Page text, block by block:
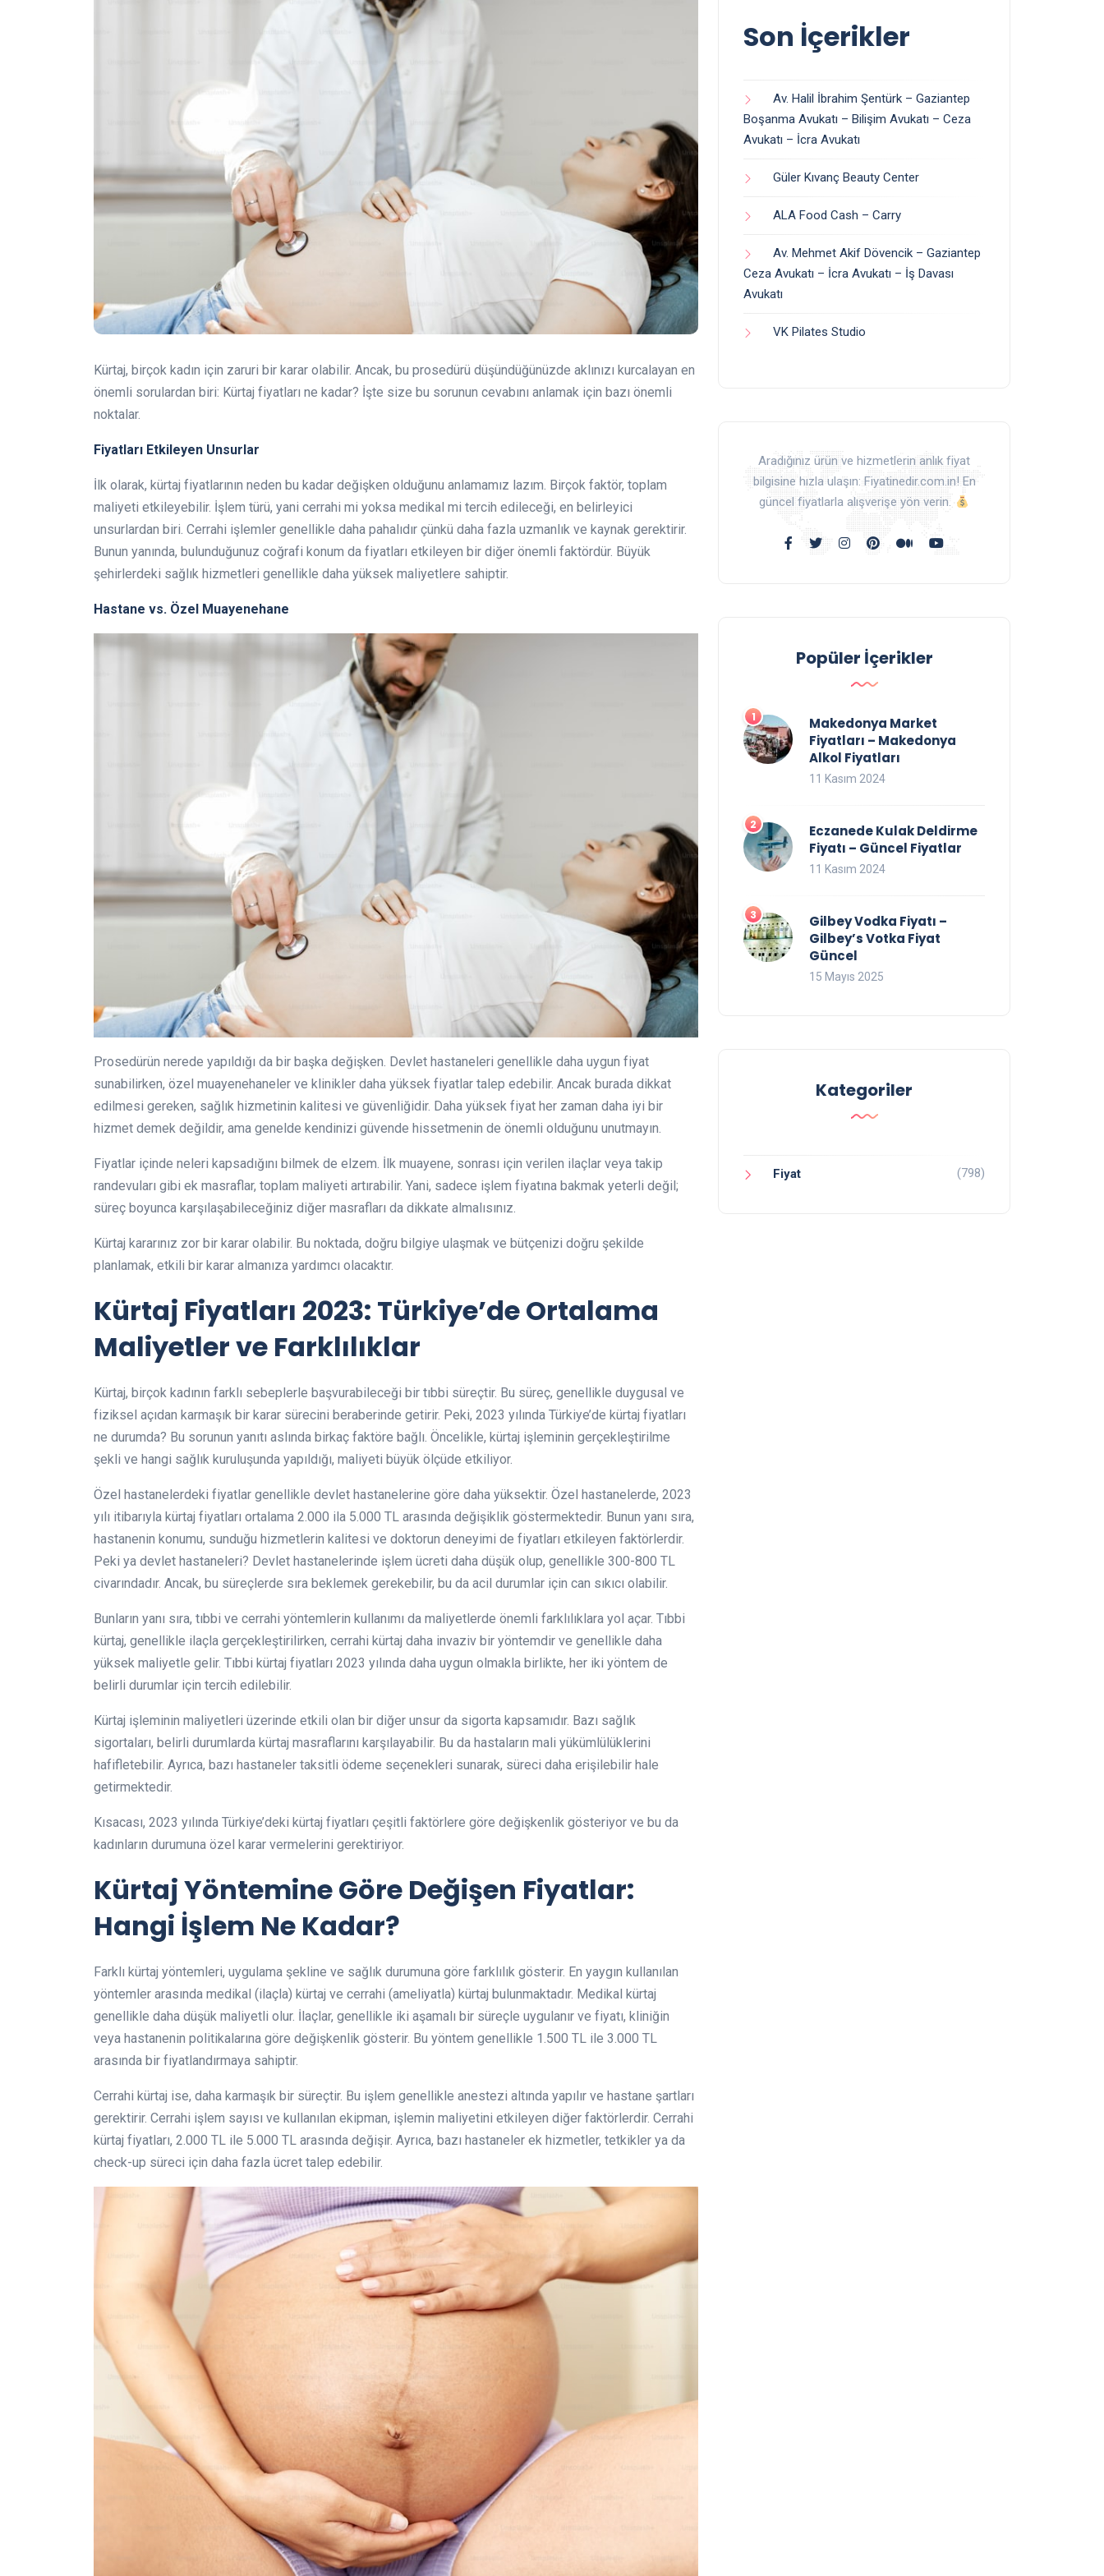
Kürtaj, birçok kadın için zaruri bir karar olabilir. Ancak, bu prosedürü düşündüğünüzde aklınızı kurcalayan en
önemli sorulardan biri: Kürtaj fiyatları ne kadar? İşte size bu sorunun cevabını anlamak için bazı önemli
noktalar.
Fiyatları Etkileyen Unsurlar
İlk olarak, kürtaj fiyatlarının neden bu kadar değişken olduğunu anlamamız lazım. Birçok faktör, toplam
maliyeti etkileyebilir. İşlem türü, yani cerrahi mi yoksa medikal mi tercih edileceği, en belirleyici
unsurlardan biri. Cerrahi işlemler genellikle daha pahalıdır çünkü daha fazla uzmanlık ve kaynak gerektirir.
Bunun yanında, bulunduğunuz coğrafi konum da fiyatları etkileyen bir diğer önemli faktördür. Büyük
şehirlerdeki sağlık hizmetleri genellikle daha yüksek maliyetlere sahiptir.
Hastane vs. Özel Muayenehane
Prosedürün nerede yapıldığı da bir başka değişken. Devlet hastaneleri genellikle daha uygun fiyat
sunabilirken, özel muayenehaneler ve klinikler daha yüksek fiyatlar talep edebilir. Ancak burada dikkat
edilmesi gereken, sağlık hizmetinin kalitesi ve güvenliğidir. Daha yüksek fiyat her zaman daha iyi bir
hizmet demek değildir, ama genelde kendinizi güvende hissetmenin de önemli olduğunu unutmayın.
Fiyatlar içinde neleri kapsadığını bilmek de elzem. İlk muayene, sonrası için verilen ilaçlar veya takip
randevuları gibi ek masraflar, toplam maliyeti artırabilir. Yani, sadece işlem fiyatına bakmak yeterli değil;
süreç boyunca karşılaşabileceğiniz diğer masrafları da dikkate almalısınız.
Kürtaj kararınız zor bir karar olabilir. Bu noktada, doğru bilgiye ulaşmak ve bütçenizi doğru şekilde
planlamak, etkili bir karar almanıza yardımcı olacaktır.
Kürtaj Fiyatları 2023: Türkiye’de Ortalama
Maliyetler ve Farklılıklar
Kürtaj, birçok kadının farklı sebeplerle başvurabileceği bir tıbbi süreçtir. Bu süreç, genellikle duygusal ve
fiziksel açıdan karmaşık bir karar sürecini beraberinde getirir. Peki, 2023 yılında Türkiye’de kürtaj fiyatları
ne durumda? Bu sorunun yanıtı aslında birkaç faktöre bağlı. Öncelikle, kürtaj işleminin gerçekleştirilme
şekli ve hangi sağlık kuruluşunda yapıldığı, maliyeti büyük ölçüde etkiliyor.
Özel hastanelerdeki fiyatlar genellikle devlet hastanelerine göre daha yüksektir. Özel hastanelerde, 2023
yılı itibarıyla kürtaj fiyatları ortalama 2.000 ila 5.000 TL arasında değişiklik göstermektedir. Bunun yanı sıra,
hastanenin konumu, sunduğu hizmetlerin kalitesi ve doktorun deneyimi de fiyatları etkileyen faktörlerdir.
Peki ya devlet hastaneleri? Devlet hastanelerinde işlem ücreti daha düşük olup, genellikle 300-800 TL
civarındadır. Ancak, bu süreçlerde sıra beklemek gerekebilir, bu da acil durumlar için can sıkıcı olabilir.
Bunların yanı sıra, tıbbi ve cerrahi yöntemlerin kullanımı da maliyetlerde önemli farklılıklara yol açar. Tıbbi
kürtaj, genellikle ilaçla gerçekleştirilirken, cerrahi kürtaj daha invaziv bir yöntemdir ve genellikle daha
yüksek maliyetle gelir. Tıbbi kürtaj fiyatları 2023 yılında daha uygun olmakla birlikte, her iki yöntem de
belirli durumlar için tercih edilebilir.
Kürtaj işleminin maliyetleri üzerinde etkili olan bir diğer unsur da sigorta kapsamıdır. Bazı sağlık
sigortaları, belirli durumlarda kürtaj masraflarını karşılayabilir. Bu da hastaların mali yükümlülüklerini
hafifletebilir. Ayrıca, bazı hastaneler taksitli ödeme seçenekleri sunarak, süreci daha erişilebilir hale
getirmektedir.
Kısacası, 2023 yılında Türkiye’deki kürtaj fiyatları çeşitli faktörlere göre değişkenlik gösteriyor ve bu da
kadınların durumuna özel karar vermelerini gerektiriyor.
Kürtaj Yöntemine Göre Değişen Fiyatlar:
Hangi İşlem Ne Kadar?
Farklı kürtaj yöntemleri, uygulama şekline ve sağlık durumuna göre farklılık gösterir. En yaygın kullanılan
yöntemler arasında medikal (ilaçla) kürtaj ve cerrahi (ameliyatla) kürtaj bulunmaktadır. Medikal kürtaj
genellikle daha düşük maliyetli olur. İlaçlar, genellikle iki aşamalı bir süreçle uygulanır ve fiyatı, kliniğin
veya hastanenin politikalarına göre değişkenlik gösterir. Bu yöntem genellikle 1.500 TL ile 3.000 TL
arasında bir fiyatlandırmaya sahiptir.
Cerrahi kürtaj ise, daha karmaşık bir süreçtir. Bu işlem genellikle anestezi altında yapılır ve hastane şartları
gerektirir. Cerrahi işlem sayısı ve kullanılan ekipman, işlemin maliyetini etkileyen diğer faktörlerdir. Cerrahi
kürtaj fiyatları, 2.000 TL ile 5.000 TL arasında değişir. Ayrıca, bazı hastaneler ek hizmetler, tetkikler ya da
check-up süreci için daha fazla ücret talep edebilir.
Son İçerikler
Av. Halil İbrahim Şentürk – Gaziantep
Boşanma Avukatı – Bilişim Avukatı – Ceza
Avukatı – İcra Avukatı
Güler Kıvanç Beauty Center
ALA Food Cash – Carry
Av. Mehmet Akif Dövencik – Gaziantep
Ceza Avukatı – İcra Avukatı – İş Davası
Avukatı
VK Pilates Studio
Aradığınız ürün ve hizmetlerin anlık fiyat
bilgisine hızla ulaşın: Fiyatinedir.com.in! En
güncel fiyatlarla alışverişe yön verin.
Popüler İçerikler
Makedonya Market
Fiyatları – Makedonya
Alkol Fiyatları
11 Kasım 2024
Eczanede Kulak Deldirme
Fiyatı – Güncel Fiyatlar
11 Kasım 2024
Gilbey Vodka Fiyatı –
Gilbey’s Votka Fiyat
Güncel
15 Mayıs 2025
Kategoriler
Fiyat (798)